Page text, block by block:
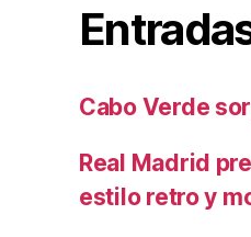
Cabo Verde
Real Madrid
estilo retro y